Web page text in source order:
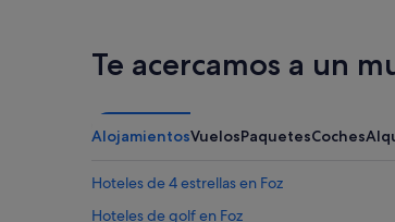
l
e
ñ
E
l
Te acercamos a un
AlojamientosVuelosPaquetesCoches
Hoteles de 4 estrellas en Foz
Hoteles de golf en Foz